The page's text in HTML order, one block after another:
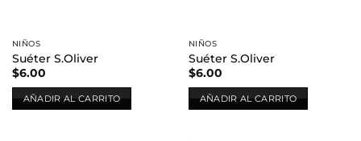
NIÑOS
Suéter S.Oliver
$6.00
AÑADIR AL CARRITO
NIÑOS
Suéter S.Oliver
$6.00
AÑADIR AL CARRITO